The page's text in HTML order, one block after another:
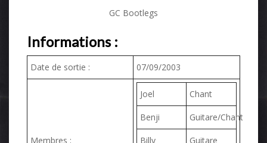
GC Bootlegs
Informations :
Date de sortie : 07/09/2003
Membres :
Joel Chant
Benji Guitare/Chant
Billy Guitare